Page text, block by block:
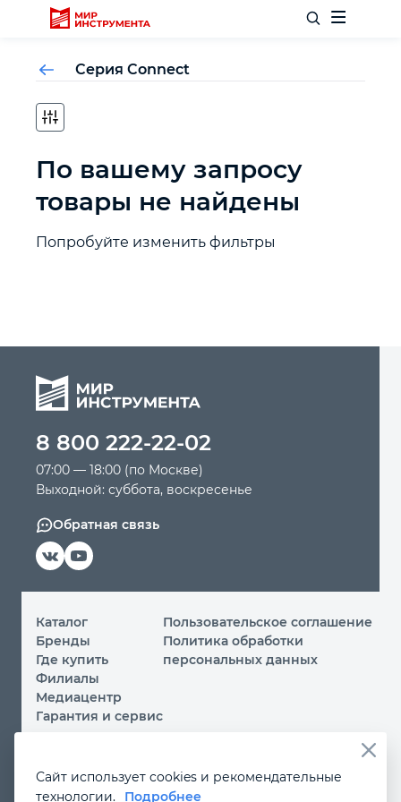
Отделочный инструмент
Слесарный инструмент
Столярный инструмент
Силовое оборудование
Автомобильный инструмент
Крепежный инструмент
Режущий инструмент
Прочий инструмент
Серия Connect
По вашему запросу
товары не найдены
Попробуйте изменить фильтры
8 800 222-22-02
07:00 — 18:00 (по Москве)
Выходной: суббота, воскресенье
Обратная связь
Каталог
Бренды
Где купить
Филиалы
Медиацентр
Гарантия и сервис
Пользовательское соглашение
Политика обработки
персональных данных
Вы принимаете условияполитики обработки
Сайт использует cookies и рекомендательные
технологии.
Подробнее